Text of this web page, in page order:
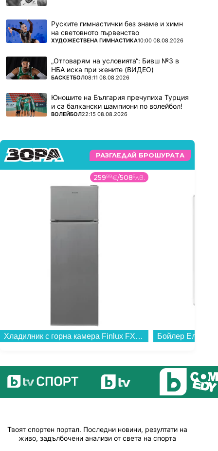
Руските гимнастички без знаме и химн
на световното първенство
ПОВЕЧЕ ОТ
ХУДОЖЕСТВЕНА ГИМНАСТИКА10:00 08.08.2026
„Отговарям на условията“: Бивш №3 в
НБА иска при жените (ВИДЕО)
ПОВЕЧЕ ОТ
БАСКЕТБОЛ08:11 08.08.2026
Юношите на България пречупиха Турция
и са балкански шампиони по волейбол!
ПОВЕЧЕ ОТ
ВОЛЕЙБОЛ22:15 08.08.2026
РАЗГЛЕДАЙ БРОШУРАТА
25999€/5085лв.
Хладилник с горна камера Finlux FXRA 28350 IXE , 243 l, E , Инокс , Статична...
Твоят спортен портал. Последни новини, резултати на
живо, задълбочени анализи от света на спорта